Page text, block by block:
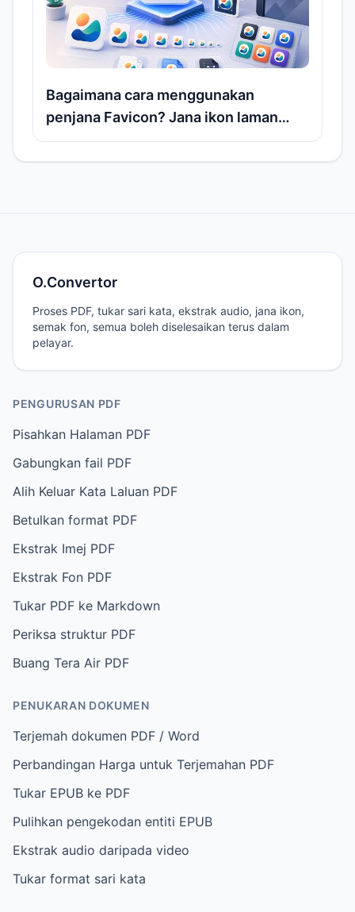
Bagaimana cara menggunakan
penjana Favicon? Jana ikon laman
web ICO, PNG, SVG secara percuma
O.Convertor
Proses PDF, tukar sari kata, ekstrak audio, jana ikon,
semak fon, semua boleh diselesaikan terus dalam
pelayar.
PENGURUSAN PDF
Pisahkan Halaman PDF
Gabungkan fail PDF
Alih Keluar Kata Laluan PDF
Betulkan format PDF
Ekstrak Imej PDF
Ekstrak Fon PDF
Tukar PDF ke Markdown
Periksa struktur PDF
Buang Tera Air PDF
PENUKARAN DOKUMEN
Terjemah dokumen PDF / Word
Perbandingan Harga untuk Terjemahan PDF
Tukar EPUB ke PDF
Pulihkan pengekodan entiti EPUB
Ekstrak audio daripada video
Tukar format sari kata